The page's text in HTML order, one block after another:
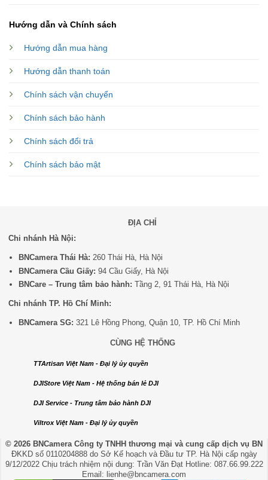
Hướng dẫn và Chính sách
Hướng dẫn mua hàng
Hướng dẫn thanh toán
Chính sách vận chuyển
Chính sách bảo hành
Chính sách đổi trả
Chính sách bảo mật
ĐỊA CHỈ
Chi nhánh Hà Nội:
BNCamera Thái Hà: 260 Thái Hà, Hà Nội
BNCamera Cầu Giấy: 94 Cầu Giấy, Hà Nội
BNCare – Trung tâm bảo hành: Tầng 2, 91 Thái Hà, Hà Nội
Chi nhánh TP. Hồ Chí Minh:
BNCamera SG: 321 Lê Hồng Phong, Quận 10, TP. Hồ Chí Minh
CÙNG HỆ THỐNG
TTArtisan Việt Nam - Đại lý ủy quyền
DJIStore Việt Nam - Hệ thống bán lẻ DJI
DJI Service - Trung tâm bảo hành DJI
Viltrox Việt Nam - Đại lý ủy quyền
© 2026 BNCamera Công ty TNHH thương mại và cung cấp dịch vụ BN
ĐKKD số 0110204888 do Sở Kế hoạch và Đầu tư TP. Hà Nội cấp ngày
9/12/2022 Chịu trách nhiệm nội dung: Trần Văn Đạt Hotline: 087.66.99.222
Email: lienhe@bncamera.com